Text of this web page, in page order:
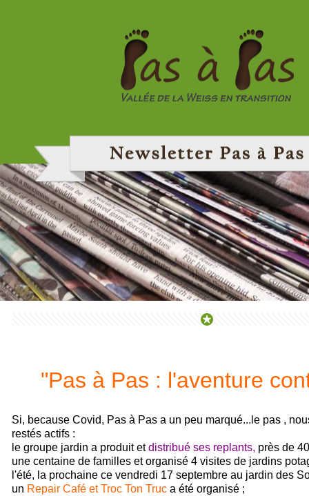
"Pas à Pas : l'aventure
Si, because Covid, Pas à Pas a un peu marqué...le pas ,
restés actifs :
le groupe jardin a produit etdistribué ses replants, près de
une centaine de familles et organisé 4 visites de jardins
l'été, la prochaine ce vendredi 17 septembre au jardin des
un Repair Café et Troc Ton Truc a été organisé ;